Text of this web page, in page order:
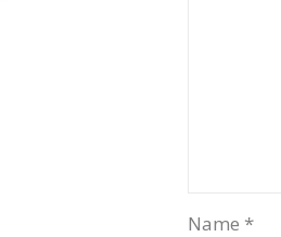
Name *